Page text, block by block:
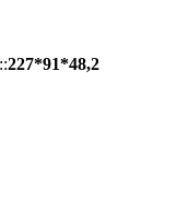
227*91*48,2